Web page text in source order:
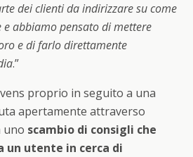
dei clienti da indirizzare su come
abbiamo pensato di mettere
e di farlo direttamente
.”
proprio in seguito a una
apertamente attraverso
uno scambio di consigli che
un utente in cerca di